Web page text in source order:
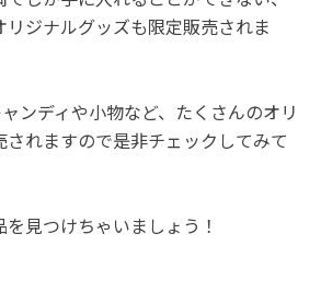
リジナルグッズも限定販売されま
ンディや小物など、たくさんのオリ
れますので是非チェックしてみて
見つけちゃいましょう！